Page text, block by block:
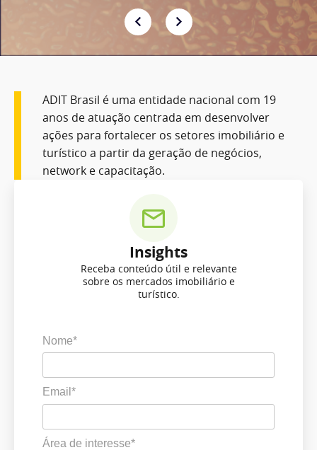
ADIT Brasil é uma entidade nacional com 19
anos de atuação centrada em desenvolver
ações para fortalecer os setores imobiliário e
turístico a partir da geração de negócios,
network e capacitação.
Insights
Receba conteúdo útil e relevante
sobre os mercados imobiliário e
turístico.
Nome*
Email*
Área de interesse*